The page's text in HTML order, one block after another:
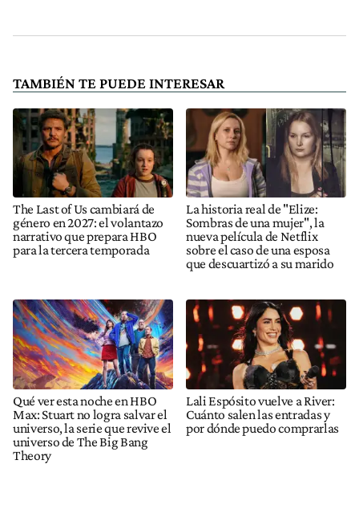
TAMBIÉN TE PUEDE INTERESAR
The Last of Us cambiará de
género en 2027: el volantazo
narrativo que prepara HBO
para la tercera temporada
La historia real de "Elize:
Sombras de una mujer", la
nueva película de Netflix
sobre el caso de una esposa
que descuartizó a su marido
Qué ver esta noche en HBO
Max: Stuart no logra salvar el
universo, la serie que revive el
universo de The Big Bang
Theory
Lali Espósito vuelve a River:
Cuánto salen las entradas y
por dónde puedo comprarlas